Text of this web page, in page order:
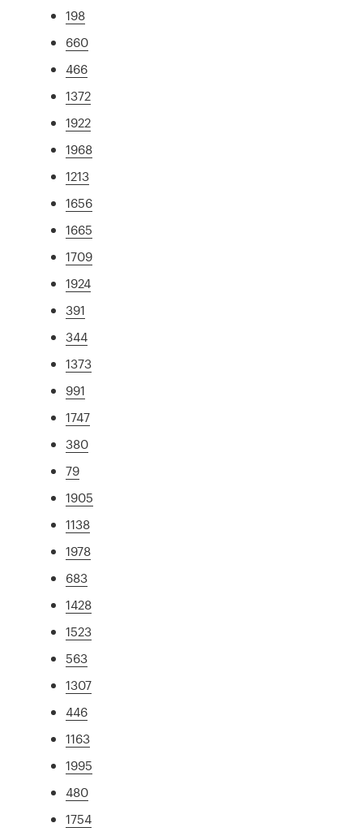
198
660
466
1372
1922
1968
1213
1656
1665
1709
1924
391
344
1373
991
1747
380
79
1905
1138
1978
683
1428
1523
563
1307
446
1163
1995
480
1754